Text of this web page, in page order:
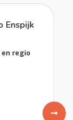
Enspijk
en regio